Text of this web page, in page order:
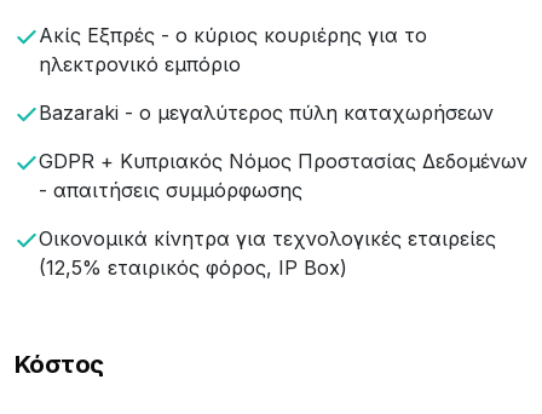
Ακίς Εξπρές - ο κύριος κουριέρης για το
ηλεκτρονικό εμπόριο
Bazaraki - ο μεγαλύτερος πύλη καταχωρήσεων
GDPR + Κυπριακός Νόμος Προστασίας Δεδομένων
- απαιτήσεις συμμόρφωσης
Οικονομικά κίνητρα για τεχνολογικές εταιρείες
(12,5% εταιρικός φόρος, IP Box)
Κόστος